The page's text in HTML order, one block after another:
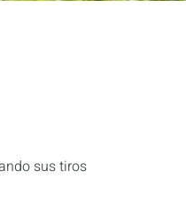
sus tiros